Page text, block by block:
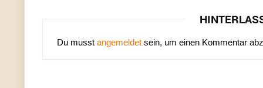
Du musst angemeldet sein, um einen Kommentar